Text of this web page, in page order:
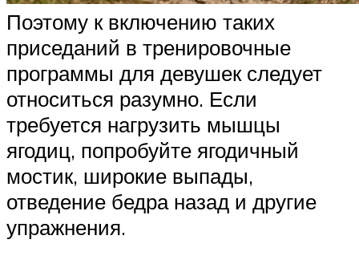
Поэтому к включению таких
приседаний в тренировочные
программы для девушек следует
относиться разумно. Если
требуется нагрузить мышцы
ягодиц, попробуйте ягодичный
мостик, широкие выпады,
отведение бедра назад и другие
упражнения.